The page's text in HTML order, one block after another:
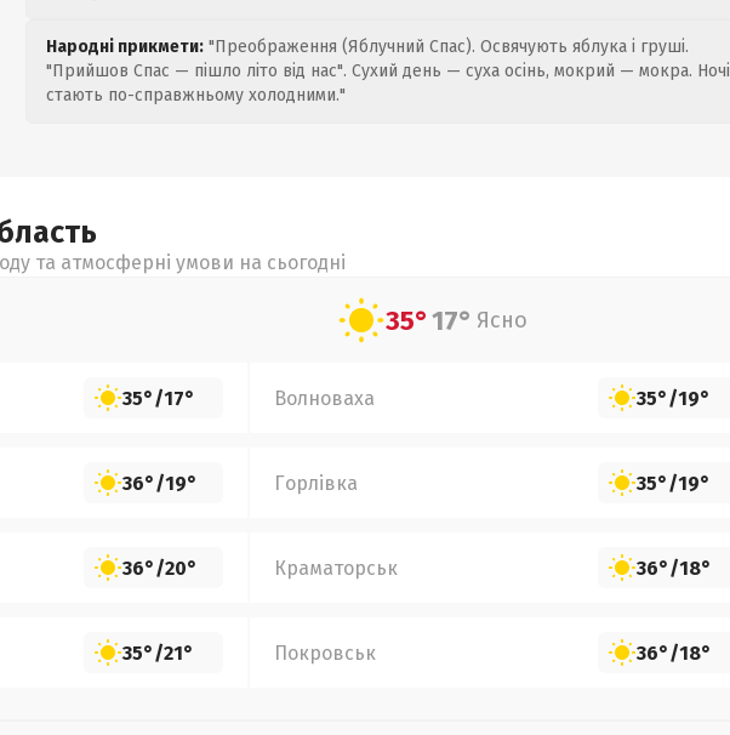
Народні прикмети: "Преображення (Яблучний Спас). Освячують яблука і груші.
"Прийшов Спас — пішло літо від нас". Сухий день — суха осінь, мокрий — мокра. Ночі
стають по-справжньому холодними."
та атмосферні умови на сьогодні
35°17° Ясно
35°/17° Волноваха 35°/19°
36°/19° Горлівка 35°/19°
36°/20° Краматорськ 36°/18°
35°/21° Покровськ 36°/18°